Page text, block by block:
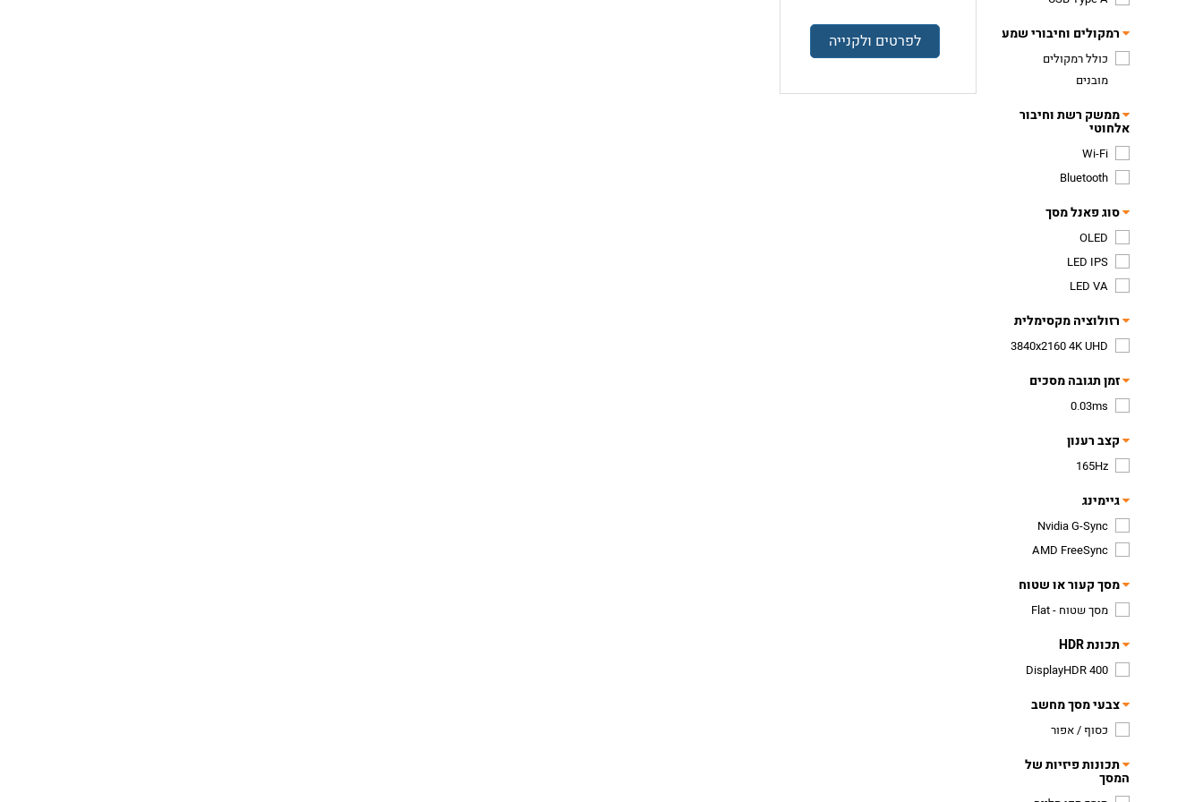
רמקולים וחיבורי שמע
כולל רמקולים
מובנים
ממשק רשת וחיבור
אלחוטי
Wi-Fi
Bluetooth
סוג פאנל מסך
OLED
LED IPS
LED VA
רזולוציה מקסימלית
3840x2160 4K UHD
זמן תגובה מסכים
0.03ms
קצב רענון
165Hz
גיימינג
Nvidia G-Sync
AMD FreeSync
מסך קעור או שטוח
מסך שטוח - Flat
תכונת HDR
DisplayHDR 400
צבעי מסך מחשב
כסוף / אפור
תכונות פיזיות של
המסך
לפרטים ולקנייה